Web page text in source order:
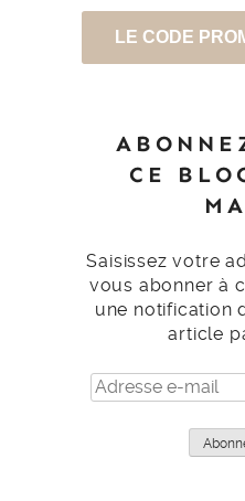
LE CODE
CE
Saisissez votre
vous abonner à
une notification
article
Adresse
e-